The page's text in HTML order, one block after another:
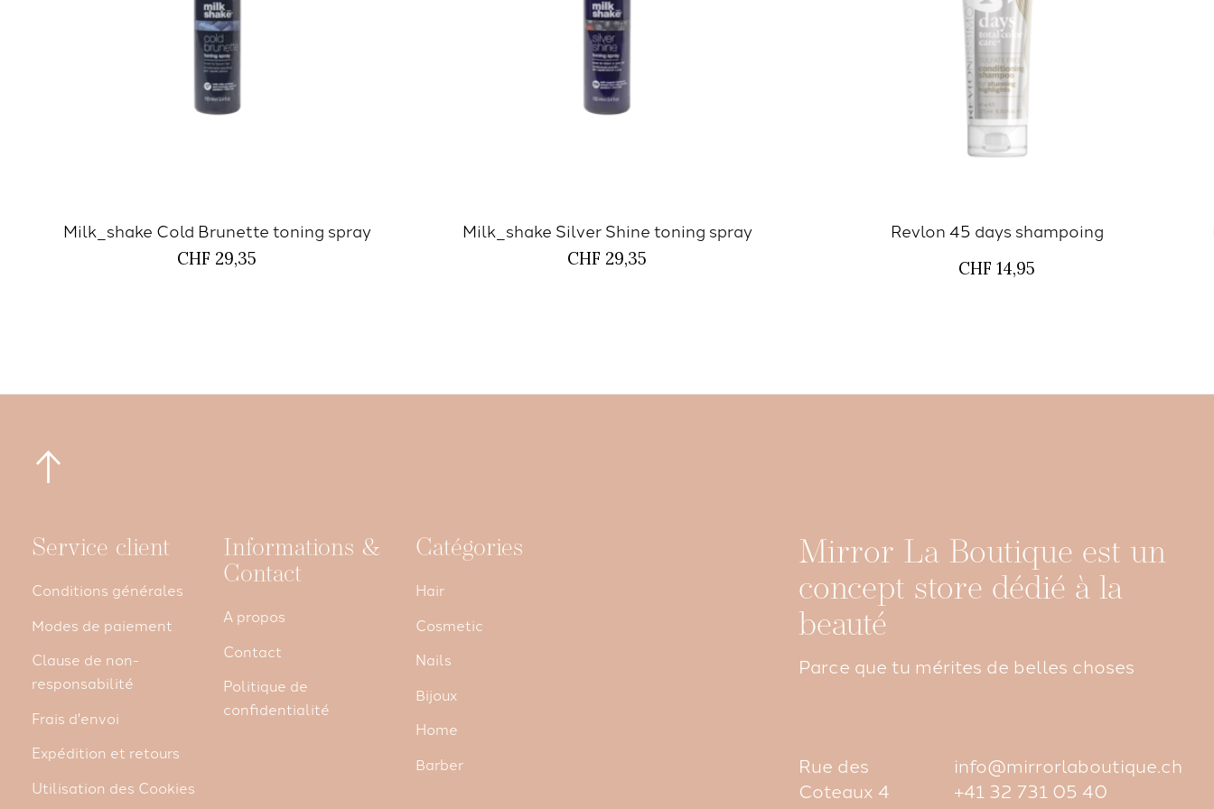
Milk_shake Cold Brunette toning spray
CHF 29,35
Milk_shake Silver Shine toning spray
CHF 29,35
Revlon 45 days shampoing
CHF 14,95
Service client
Conditions générales
Modes de paiement
Clause de non-
responsabilité
Frais d'envoi
Expédition et retours
Utilisation des Cookies
Informations &
Contact
A propos
Contact
Politique de
confidentialité
Catégories
Hair
Cosmetic
Nails
Bijoux
Home
Barber
Mirror La Boutique est un
concept store dédié à la
beauté
Parce que tu mérites de belles choses
Rue des
Coteaux 4
info@mirrorlaboutique.ch
+41 32 731 05 40